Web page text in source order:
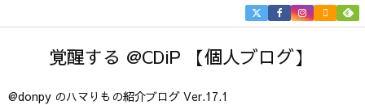
覚醒する @CDiP 【個人ブログ】
@donpy のハマりもの紹介ブログ Ver.17.1

